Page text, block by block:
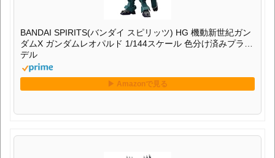
BANDAI SPIRITS(バンダイ スピリッツ) HG 機動新世紀ガン
ダムX ガンダムレオパルド 1/144スケール 色分け済みプラモ
デル